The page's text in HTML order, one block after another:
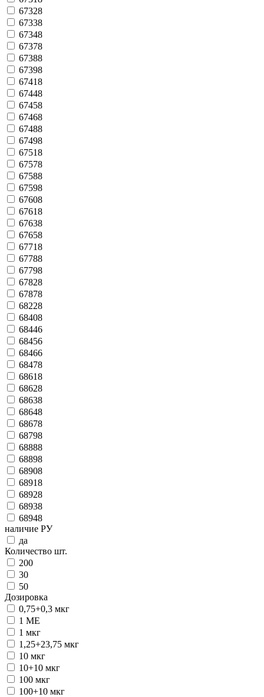
67328
67338
67348
67378
67388
67398
67418
67448
67458
67468
67488
67498
67518
67578
67588
67598
67608
67618
67638
67658
67718
67788
67798
67828
67878
68228
68408
68446
68456
68466
68478
68618
68628
68638
68648
68678
68798
68888
68898
68908
68918
68928
68938
68948
наличие РУ
да
Количество шт.
200
30
50
Дозировка
0,75+0,3 мкг
1 ME
1 мкг
1,25+23,75 мкг
10 мкг
10+10 мкг
100 мкг
100+10 мкг